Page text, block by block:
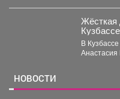
Жёсткая
грудном
В
НОВОСТИ